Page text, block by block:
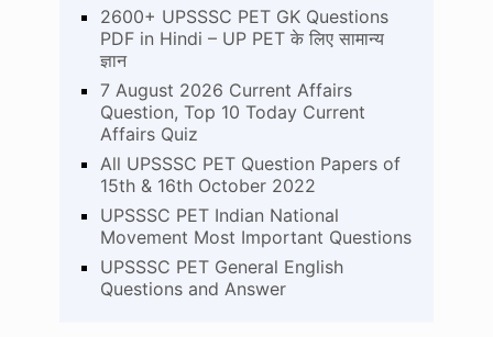
2600+ UPSSSC PET GK Questions
PDF in Hindi – UP PET के लिए सामान्य
ज्ञान
7 August 2026 Current Affairs
Question, Top 10 Today Current
Affairs Quiz
All UPSSSC PET Question Papers of
15th & 16th October 2022
UPSSSC PET Indian National
Movement Most Important Questions
UPSSSC PET General English
Questions and Answer